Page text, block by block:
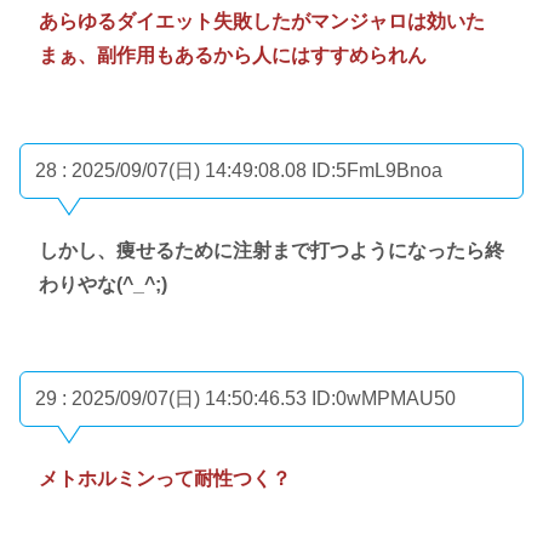
あらゆるダイエット失敗したがマンジャロは効いた
まぁ、副作用もあるから人にはすすめられん
28 : 2025/09/07(日) 14:49:08.08 ID:5FmL9Bnoa
しかし、痩せるために注射まで打つようになったら終
わりやな(^_^;)
29 : 2025/09/07(日) 14:50:46.53 ID:0wMPMAU50
メトホルミンって耐性つく？